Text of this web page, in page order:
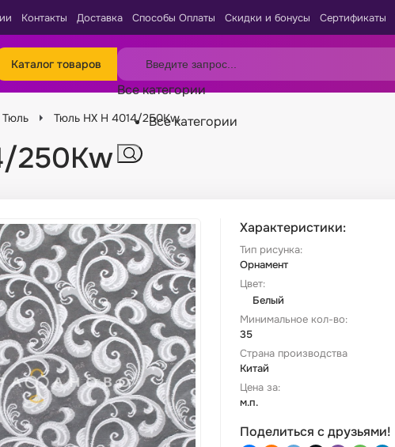
Контакты Доставка Способы Оплаты Скидки и бонусы Сертификаты
Каталог товаров
Все категории
Все категории
Тюль Тюль HX H 4014/250Kw
250Kw
Характеристики:
Тип рисунка:
Орнамент
Цвет:
Белый
Минимальное кол-во:
35
Страна производства
Китай
Цена за:
м.п.
Поделиться с друзьями!